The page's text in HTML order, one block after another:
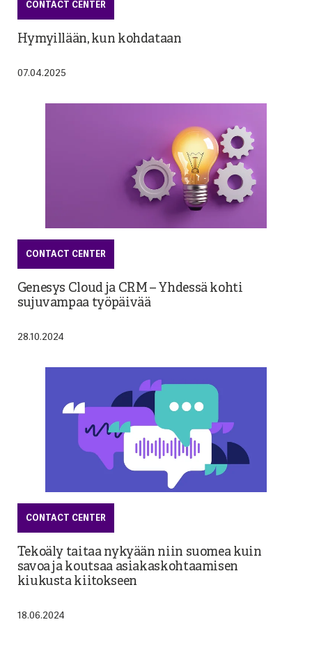
CONTACT CENTER
Hymyillään, kun kohdataan
07.04.2025
CONTACT CENTER
Genesys Cloud ja CRM – Yhdessä kohti
sujuvampaa työpäivää
28.10.2024
CONTACT CENTER
Tekoäly taitaa nykyään niin suomea kuin
savoa ja koutsaa asiakaskohtaamisen
kiukusta kiitokseen
18.06.2024